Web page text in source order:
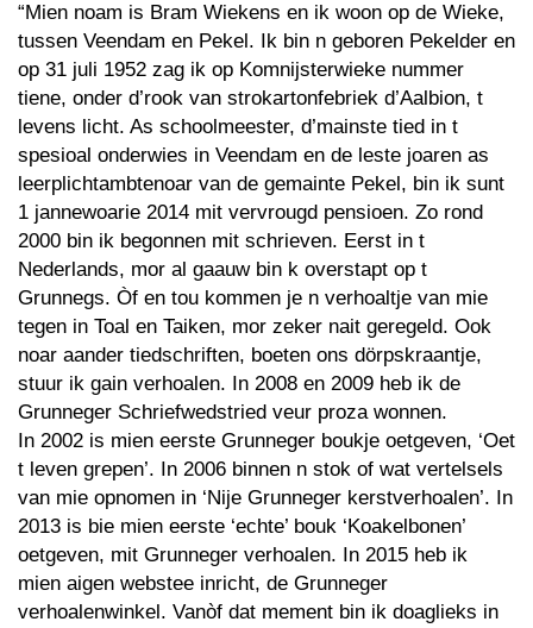
“Mien noam is Bram Wiekens en ik woon op de Wieke,
tussen Veendam en Pekel. Ik bin n geboren Pekelder en
op 31 juli 1952 zag ik op Komnijsterwieke nummer
tiene, onder d’rook van strokartonfebriek d’Aalbion, t
levens licht. As schoolmeester, d’mainste tied in t
spesioal onderwies in Veendam en de leste joaren as
leerplichtambtenoar van de gemainte Pekel, bin ik sunt
1 jannewoarie 2014 mit vervrougd pensioen. Zo rond
2000 bin ik begonnen mit schrieven. Eerst in t
Nederlands, mor al gaauw bin k overstapt op t
Grunnegs. Òf en tou kommen je n verhoaltje van mie
tegen in Toal en Taiken, mor zeker nait geregeld. Ook
noar aander tiedschriften, boeten ons dörpskraantje,
stuur ik gain verhoalen. In 2008 en 2009 heb ik de
Grunneger Schriefwedstried veur proza wonnen.
In 2002 is mien eerste Grunneger boukje oetgeven, ‘Oet
t leven grepen’. In 2006 binnen n stok of wat vertelsels
van mie opnomen in ‘Nije Grunneger kerstverhoalen’. In
2013 is bie mien eerste ‘echte’ bouk ‘Koakelbonen’
oetgeven, mit Grunneger verhoalen. In 2015 heb ik
mien aigen webstee inricht, de Grunneger
verhoalenwinkel. Vanòf dat mement bin ik doaglieks in